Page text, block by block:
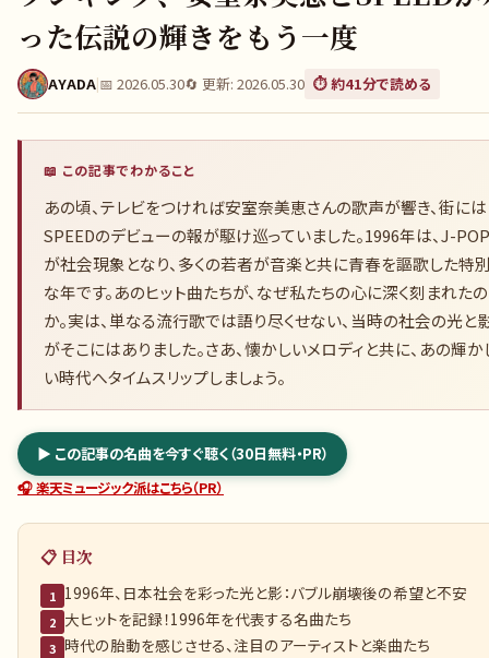
った伝説の輝きをもう一度
AYADA|📅 2026.05.30🔄 更新: 2026.05.30 ⏱️ 約41分で読める
📖 この記事でわかること
あの頃、テレビをつければ安室奈美恵さんの歌声が響き、街には
SPEEDのデビューの報が駆け巡っていました。1996年は、J-POP
が社会現象となり、多くの若者が音楽と共に青春を謳歌した特
な年です。あのヒット曲たちが、なぜ私たちの心に深く刻まれたの
か。実は、単なる流行歌では語り尽くせない、当時の社会の光と
がそこにはありました。さあ、懐かしいメロディと共に、あの輝か
い時代へタイムスリップしましょう。
▶ この記事の名曲を今すぐ聴く（30日無料・PR）
🎧 楽天ミュージック派はこちら（PR）
📋 目次
1 1996年、日本社会を彩った光と影：バブル崩壊後の希望と不安
2 大ヒットを記録！1996年を代表する名曲たち
3 時代の胎動を感じさせる、注目のアーティストと楽曲たち